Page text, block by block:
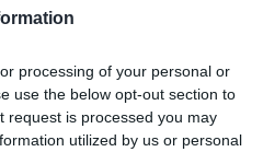
processing of your personal or
use the below opt-out section to
request is processed you may
utilized by us or personal